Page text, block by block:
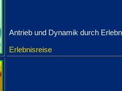
Antrieb und Dynamik durch
Erlebnisreise